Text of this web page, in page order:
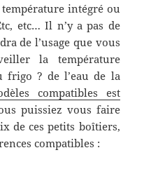
intégré ou
etc… Il n’y a pas de
de l’usage que vous
la température
frigo ? de l’eau de la
compatibles est
puissiez vous faire
de ces petits boîtiers,
compatibles :